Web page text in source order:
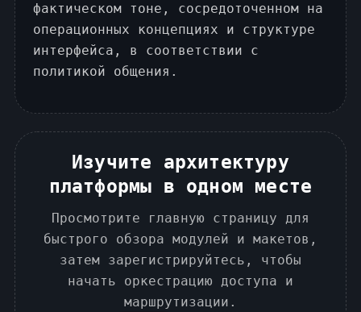
фактическом тоне, сосредоточенном на
операционных концепциях и структуре
интерфейса, в соответствии с
политикой общения.
Изучите архитектуру
платформы в одном месте
Просмотрите главную страницу для
быстрого обзора модулей и макетов,
затем зарегистрируйтесь, чтобы
начать оркестрацию доступа и
маршрутизации.